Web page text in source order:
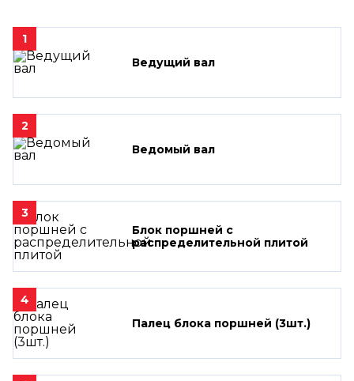
1
Ведущий вал
2
Ведомый вал
3
Блок поршней c
распределительной плитой
4
Палец блока поршней (3шт.)